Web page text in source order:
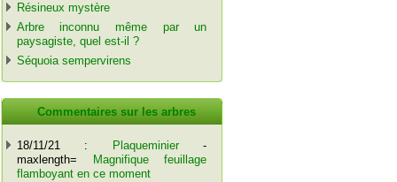
Résineux mystère
Arbre inconnu même par un
paysagiste, quel est-il ?
Séquoia sempervirens
Commentaires sur les arbres
18/11/21 : Plaqueminier-
maxlength=
Magnifique feuillage
flamboyant en ce moment